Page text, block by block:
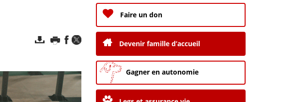
Faire un don
Devenir famille d’accueil
Gagner en autonomie